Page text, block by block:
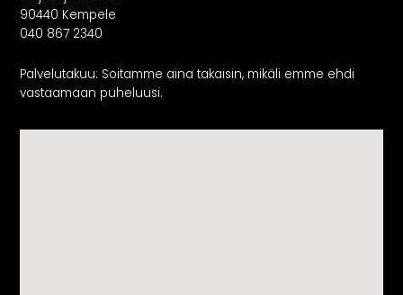
90440 Kempele
040 867 2340
Palvelutakuu: Soitamme aina takaisin, mikäli emme ehdi
vastaamaan puheluusi.